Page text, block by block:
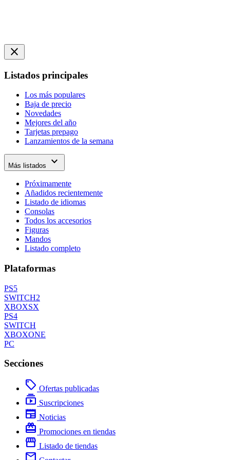
close
Listados principales
Los más populares
Baja de precio
Novedades
Mejores del año
Tarjetas prepago
Lanzamientos de la semana
Más listados expand_more
Próximamente
Añadidos recientemente
Listado de idiomas
Consolas
Todos los accesorios
Figuras
Mandos
Listado completo
Plataformas
PS5
SWITCH2
XBOXSX
PS4
SWITCH
XBOXONE
PC
Secciones
local_offer Ofertas publicadas
subscriptions Suscripciones
newspaper Noticias
redeem Promociones en tiendas
storefront Listado de tiendas
mail